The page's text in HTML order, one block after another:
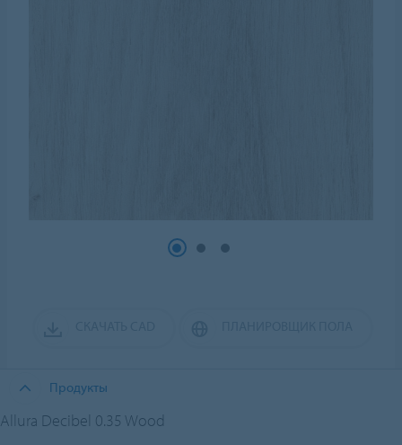
Продукты
Allura Decibel 0.35 Wood